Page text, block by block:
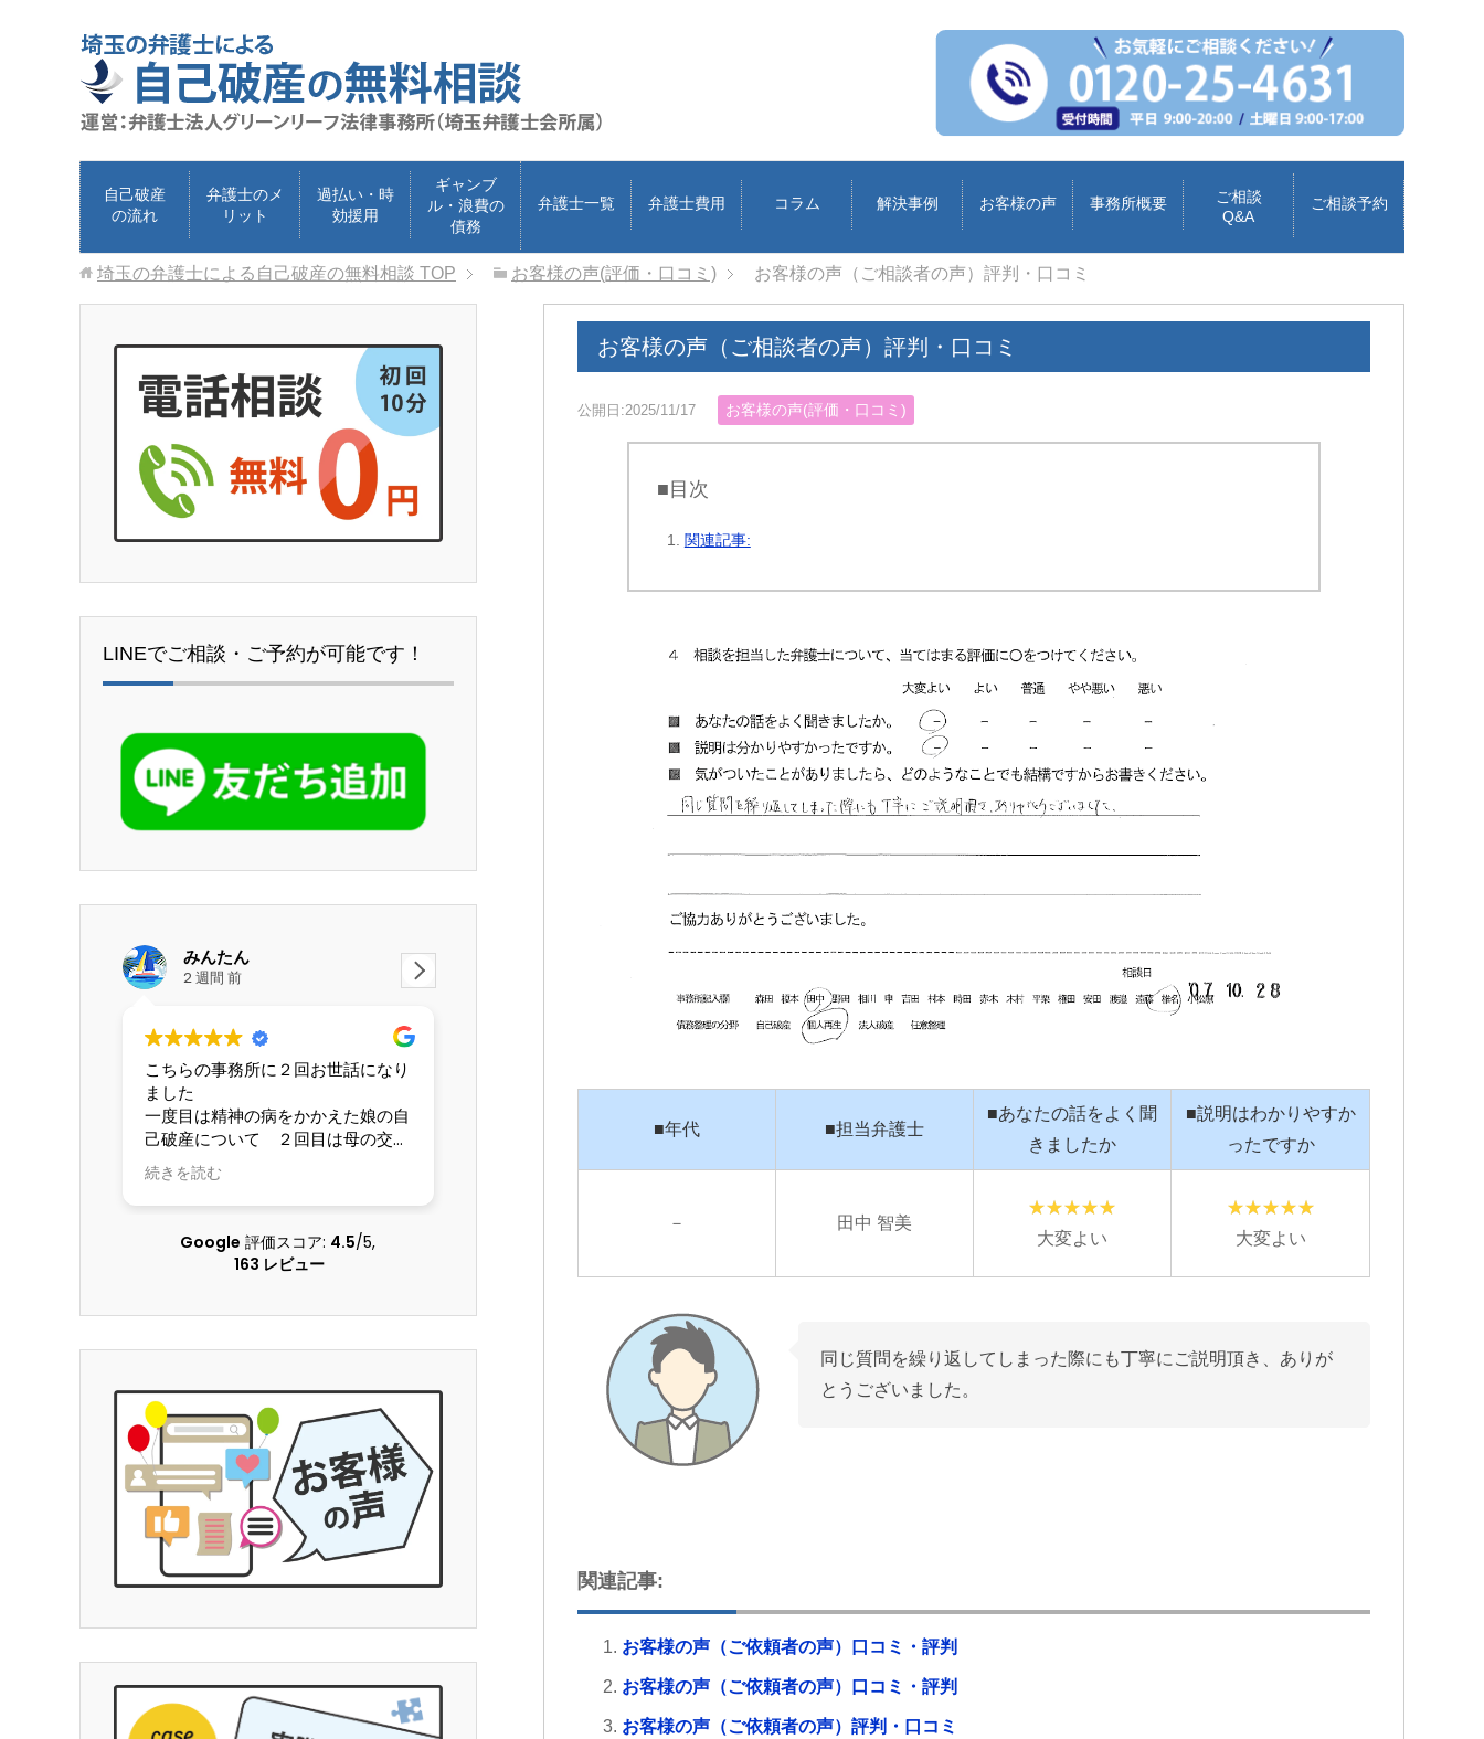
自己破産
の流れ
弁護士のメ
リット
過払い・時
効援用
ギャンブ
ル・浪費の
債務
弁護士一覧 弁護士費用 コラム 解決事例 お客様の声 事務所概要
ご相談
Q&A
ご相談予約
埼玉の弁護士による自己破産の無料相談 TOP お客様の声(評価・口コミ) お客様の声（ご相談者の声）評判・口コミ
お客様の声（ご相談者の声）評判・口コミ
公開日:2025/11/17 お客様の声(評価・口コミ)
■目次
関連記事:
■年代 ■担当弁護士
■あなたの話をよく聞
きましたか
■説明はわかりやすか
ったですか
－
田中 智美
大変よい
大変よい
同じ質問を繰り返してしまった際にも丁寧にご説明頂き、ありが
とうございました。
関連記事:
お客様の声（ご依頼者の声）口コミ・評判
お客様の声（ご依頼者の声）口コミ・評判
お客様の声（ご依頼者の声）評判・口コミ
LINEでご相談・ご予約が可能です！
みんたん
2 週間 前
こちらの事務所に２回お世話になり
ました
一度目は精神の病をかかえた娘の自
己破産について ２回目は母の交通
事故の賠償請求について こちらの
状況を理解してくださる配慮のある
弁護士さんに本当にお世話になりま
した 大変な問題を精神的負担も軽
くしていただき乗り越えることがで
きました 本当に感謝しています
続きを読む
なりました。丁寧かつ迅速に対応し
ていただき、安心してお任せできま
した。LINEで気軽に連絡が取れるの
cheeboo
談交渉で申先生、遠藤先生に大変お
世話になりました。
夫は高所から転落したため脳の損傷
成年後見人を立てる様要求してきま
したが、私はこの制度がどうも納得
お二人の先生はわざわざ自宅に出向
断して下さり、渋る会社側とも粘り
強く交渉して下さり、損害賠償金も
会社側の提示よりも大幅に上乗せし
続きを読む
Iトシ
1 か月 前
険で弁護士特約に入っているのにも
かかわらず自分で対応していまし
た…痛みが消えていないのに通院を
談した所こちらのグリーンリーフ法
律事務所を紹介して頂いて、申先生
に話を聞いて貰いました。
弁護士の先生に相談するって何と言
で最初からお願いしなかったのかと
後悔する程普通に相談にのって頂け
続きを読む
Google 評価スコア: 4.5/5,
163 レビュー